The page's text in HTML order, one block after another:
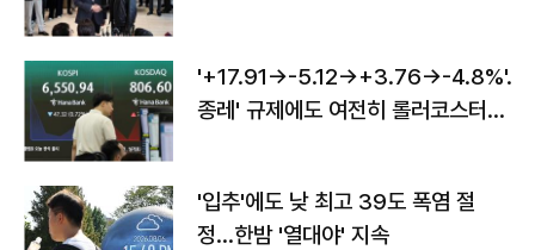
'+17.91→-5.12→+3.76→-4.8%'…'
종레' 규제에도 여전히 롤러코스터
'입추'에도 낮 최고 39도 폭염 절
정…한밤 '열대야' 지속